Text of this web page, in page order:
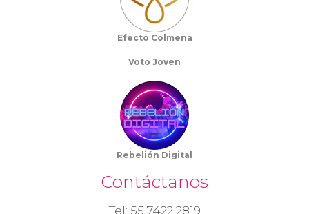
Efecto Colmena
Voto Joven
Rebelión Digital
Contáctanos
Tel: 55 7422 2819